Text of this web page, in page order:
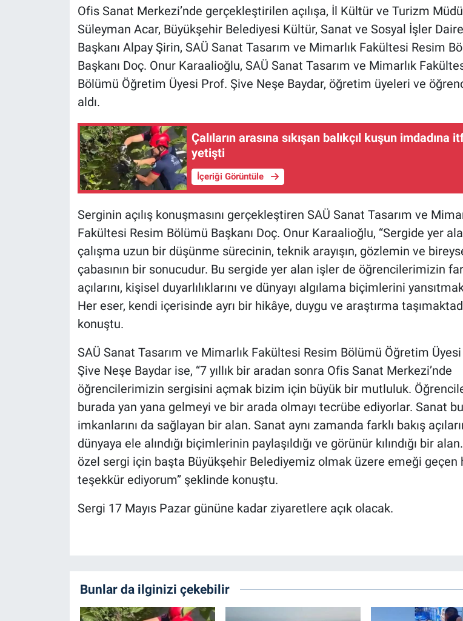
Ofis Sanat Merkezi’nde gerçekleştirilen açılışa, İl Kültür ve Turizm
Süleyman Acar, Büyükşehir Belediyesi Kültür, Sanat ve Sosyal İşler
Başkanı Alpay Şirin, SAÜ Sanat Tasarım ve Mimarlık Fakültesi Resim
Başkanı Doç. Onur Karaalioğlu, SAÜ Sanat Tasarım ve Mimarlık
Bölümü Öğretim Üyesi Prof. Şive Neşe Baydar, öğretim üyeleri ve
aldı.
Çalıların arasına sıkışan balıkçıl kuşun imdadına
yetişti
İçeriği Görüntüle
Serginin açılış konuşmasını gerçekleştiren SAÜ Sanat Tasarım ve
Fakültesi Resim Bölümü Başkanı Doç. Onur Karaalioğlu, “Sergide yer
çalışma uzun bir düşünme sürecinin, teknik arayışın, gözlemin ve
çabasının bir sonucudur. Bu sergide yer alan işler de öğrencilerimizin
açılarını, kişisel duyarlılıklarını ve dünyayı algılama biçimlerini
Her eser, kendi içerisinde ayrı bir hikâye, duygu ve araştırma
konuştu.
SAÜ Sanat Tasarım ve Mimarlık Fakültesi Resim Bölümü Öğretim
Şive Neşe Baydar ise, “7 yıllık bir aradan sonra Ofis Sanat Merkezi’nde
öğrencilerimizin sergisini açmak bizim için büyük bir mutluluk.
burada yan yana gelmeyi ve bir arada olmayı tecrübe ediyorlar. Sanat
imkanlarını da sağlayan bir alan. Sanat aynı zamanda farklı bakış
dünyaya ele alındığı biçimlerinin paylaşıldığı ve görünür kılındığı bir
özel sergi için başta Büyükşehir Belediyemiz olmak üzere emeği geçen
teşekkür ediyorum” şeklinde konuştu.
Sergi 17 Mayıs Pazar gününe kadar ziyaretlere açık olacak.
Bunlar da ilginizi çekebilir